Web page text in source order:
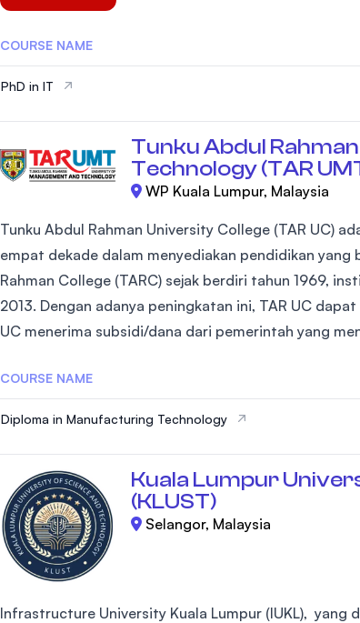
COURSE NAME
PhD in IT
Tunku Abdul
Technology (TAR
WP Kuala Lumpur, Malaysia
Tunku Abdul Rahman University College (TAR UC)
empat dekade dalam menyediakan pendidikan
Rahman College (TARC) sejak berdiri tahun 1969,
2013. Dengan adanya peningkatan ini, TAR UC
UC menerima subsidi/dana dari pemerintah yang
COURSE NAME
Diploma in Manufacturing Technology
Kuala Lumpur
(KLUST)
Selangor, Malaysia
Infrastructure University Kuala Lumpur (IUKL),